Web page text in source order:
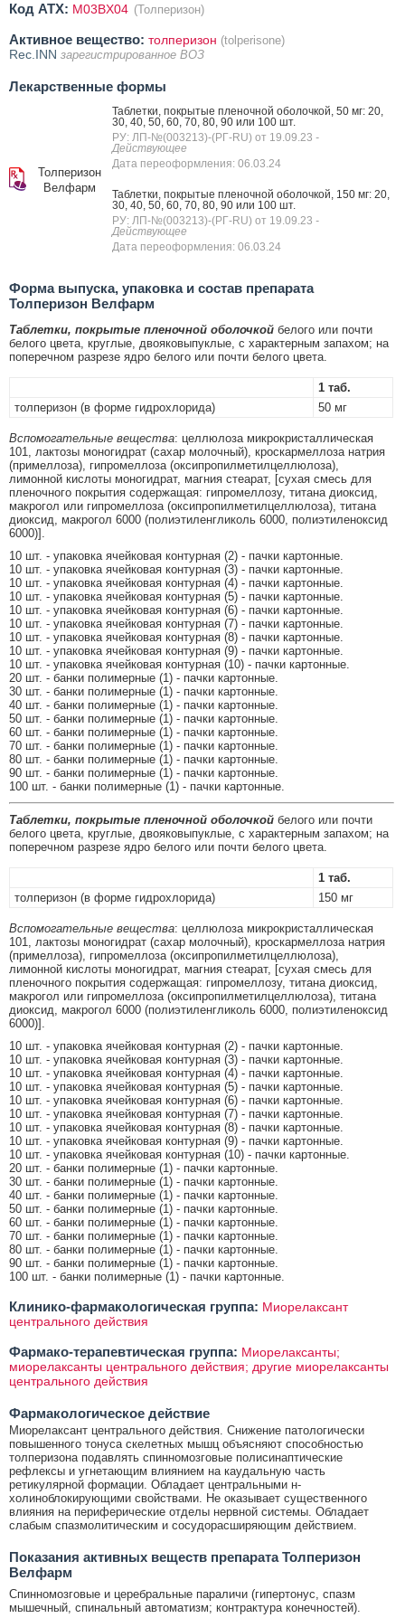
Код ATX: M03BX04 (Толперизон)
Активное вещество: толперизон (tolperisone)
Rec.INN зарегистрированное ВОЗ
Лекарственные формы
Толперизон
Велфарм
Таблетки, покрытые пленочной оболочкой, 50 мг: 20,
30, 40, 50, 60, 70, 80, 90 или 100 шт.
РУ: ЛП-№(003213)-(РГ-RU) от 19.09.23 -
Действующее
Дата переоформления: 06.03.24
Таблетки, покрытые пленочной оболочкой, 150 мг: 20,
30, 40, 50, 60, 70, 80, 90 или 100 шт.
РУ: ЛП-№(003213)-(РГ-RU) от 19.09.23 -
Действующее
Дата переоформления: 06.03.24
Форма выпуска, упаковка и состав препарата
Толперизон Велфарм
Таблетки, покрытые пленочной оболочкой белого или почти
белого цвета, круглые, двояковыпуклые, с характерным запахом; на
поперечном разрезе ядро белого или почти белого цвета.
1 таб.
толперизон (в форме гидрохлорида)
50 мг
Вспомогательные вещества: целлюлоза микрокристаллическая
101, лактозы моногидрат (сахар молочный), кроскармеллоза натрия
(примеллоза), гипромеллоза (оксипропилметилцеллюлоза),
лимонной кислоты моногидрат, магния стеарат, [сухая смесь для
пленочного покрытия содержащая: гипромеллозу, титана диоксид,
макрогол или гипромеллоза (оксипропилметилцеллюлоза), титана
диоксид, макрогол 6000 (полиэтиленгликоль 6000, полиэтиленоксид
6000)].
10 шт. - упаковка ячейковая контурная (2) - пачки картонные.
10 шт. - упаковка ячейковая контурная (3) - пачки картонные.
10 шт. - упаковка ячейковая контурная (4) - пачки картонные.
10 шт. - упаковка ячейковая контурная (5) - пачки картонные.
10 шт. - упаковка ячейковая контурная (6) - пачки картонные.
10 шт. - упаковка ячейковая контурная (7) - пачки картонные.
10 шт. - упаковка ячейковая контурная (8) - пачки картонные.
10 шт. - упаковка ячейковая контурная (9) - пачки картонные.
10 шт. - упаковка ячейковая контурная (10) - пачки картонные.
20 шт. - банки полимерные (1) - пачки картонные.
30 шт. - банки полимерные (1) - пачки картонные.
40 шт. - банки полимерные (1) - пачки картонные.
50 шт. - банки полимерные (1) - пачки картонные.
60 шт. - банки полимерные (1) - пачки картонные.
70 шт. - банки полимерные (1) - пачки картонные.
80 шт. - банки полимерные (1) - пачки картонные.
90 шт. - банки полимерные (1) - пачки картонные.
100 шт. - банки полимерные (1) - пачки картонные.
Таблетки, покрытые пленочной оболочкой белого или почти
белого цвета, круглые, двояковыпуклые, с характерным запахом; на
поперечном разрезе ядро белого или почти белого цвета.
1 таб.
толперизон (в форме гидрохлорида)
150 мг
Вспомогательные вещества: целлюлоза микрокристаллическая
101, лактозы моногидрат (сахар молочный), кроскармеллоза натрия
(примеллоза), гипромеллоза (оксипропилметилцеллюлоза),
лимонной кислоты моногидрат, магния стеарат, [сухая смесь для
пленочного покрытия содержащая: гипромеллозу, титана диоксид,
макрогол или гипромеллоза (оксипропилметилцеллюлоза), титана
диоксид, макрогол 6000 (полиэтиленгликоль 6000, полиэтиленоксид
6000)].
10 шт. - упаковка ячейковая контурная (2) - пачки картонные.
10 шт. - упаковка ячейковая контурная (3) - пачки картонные.
10 шт. - упаковка ячейковая контурная (4) - пачки картонные.
10 шт. - упаковка ячейковая контурная (5) - пачки картонные.
10 шт. - упаковка ячейковая контурная (6) - пачки картонные.
10 шт. - упаковка ячейковая контурная (7) - пачки картонные.
10 шт. - упаковка ячейковая контурная (8) - пачки картонные.
10 шт. - упаковка ячейковая контурная (9) - пачки картонные.
10 шт. - упаковка ячейковая контурная (10) - пачки картонные.
20 шт. - банки полимерные (1) - пачки картонные.
30 шт. - банки полимерные (1) - пачки картонные.
40 шт. - банки полимерные (1) - пачки картонные.
50 шт. - банки полимерные (1) - пачки картонные.
60 шт. - банки полимерные (1) - пачки картонные.
70 шт. - банки полимерные (1) - пачки картонные.
80 шт. - банки полимерные (1) - пачки картонные.
90 шт. - банки полимерные (1) - пачки картонные.
100 шт. - банки полимерные (1) - пачки картонные.
Клинико-фармакологическая группа: Миорелаксант
центрального действия
Фармако-терапевтическая группа: Миорелаксанты;
миорелаксанты центрального действия; другие миорелаксанты
центрального действия
Фармакологическое действие
Миорелаксант центрального действия. Снижение патологически
повышенного тонуса скелетных мышц объясняют способностью
толперизона подавлять спинномозговые полисинаптические
рефлексы и угнетающим влиянием на каудальную часть
ретикулярной формации. Обладает центральными н-
холиноблокирующими свойствами. Не оказывает существенного
влияния на периферические отделы нервной системы. Обладает
слабым спазмолитическим и сосудорасширяющим действием.
Показания активных веществ препарата Толперизон
Велфарм
Спинномозговые и церебральные параличи (гипертонус, спазм
мышечный, спинальный автоматизм; контрактура конечностей).